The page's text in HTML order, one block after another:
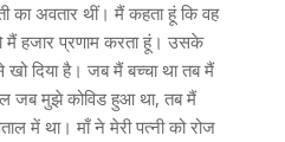
का अवतार थीं। मैं कहता हूं कि वह
मैं हजार प्रणाम करता हूं। उसके
दिया है। जब मैं बच्चा था तब मैं
जब मुझे कोविड हुआ था, तब मैं
में था। माँ ने मेरी पत्नी को रोज